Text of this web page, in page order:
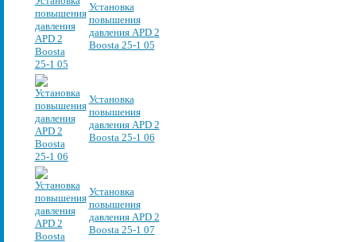
Установка
повышения
давления APD 2
Boosta 25-1 05
Установка
повышения
давления APD 2
Boosta 25-1 06
Установка
повышения
давления APD 2
Boosta 25-1 07